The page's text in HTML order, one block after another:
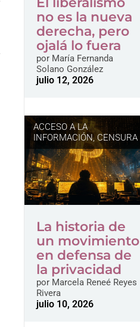
no es la nueva
derecha, pero
ojalá lo fuera
porMaría Fernanda
Solano González
julio 12, 2026
ACCESO A LA
INFORMACIÓN, CENSURA
La historia de
un movimiento
en defensa de
la privacidad
porMarcela Reneé Reyes
Rivera
julio 10, 2026